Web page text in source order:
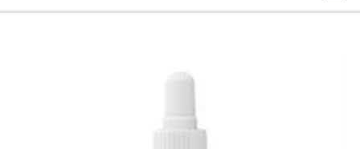
FORSIDE
KOSTTILSKUD